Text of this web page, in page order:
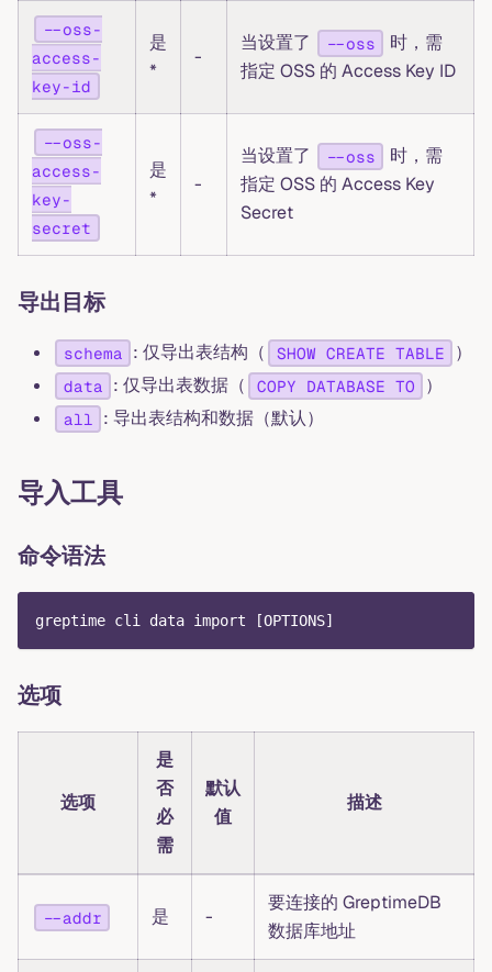
--oss-
access-
key-id
是
*
-
当设置了 --oss
时，需
指定 OSS 的 Access Key ID
--oss-
access-
key-
secret
是
*
-
当设置了 --oss
时，需
指定 OSS 的 Access Key
Secret
导出目标
schema : 仅导出表结构（ SHOW CREATE TABLE ）
data : 仅导出表数据（ COPY DATABASE TO ）
all : 导出表结构和数据（默认）
导入工具
命令语法
greptime cli data import [OPTIONS]
选项
选项
是
否
必
需
默认
值
描述
--addr 是 -
要连接的 GreptimeDB
数据库地址